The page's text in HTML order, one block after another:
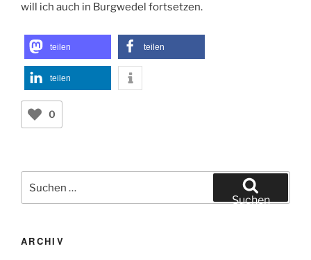
will ich auch in Burgwedel fortsetzen.
teilen teilen
teilen
0
nach:
Suchen
ARCHIV